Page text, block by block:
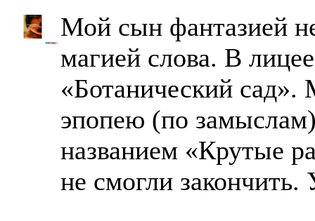
Мой сын фантазией
магией слова. В
«Ботанический
эпопею (по
названием «Крутые
не смогли